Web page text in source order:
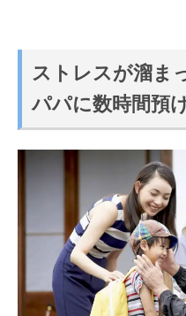
ストレスが溜ま
パパに数時間預